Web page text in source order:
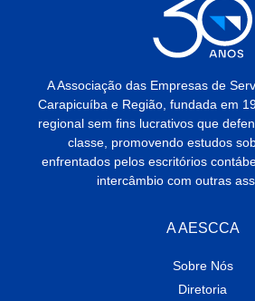
A Associação das Empresas de
Carapicuíba e Região, fundada em
regional sem fins lucrativos que
classe, promovendo estudos
enfrentados pelos escritórios
intercâmbio com outras
A AESCCA
Sobre Nós
Diretoria